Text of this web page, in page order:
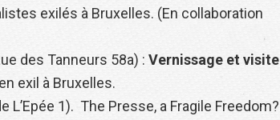
exilés à Bruxelles. (En collaboration
des Tanneurs 58a) : Vernissage et visite
exil à Bruxelles.
L’Epée 1). The Presse, a Fragile Freedom?